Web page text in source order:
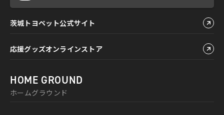
茨城トヨペット公式サイト
応援グッズオンラインストア
HOME GROUND
ホームグラウンド